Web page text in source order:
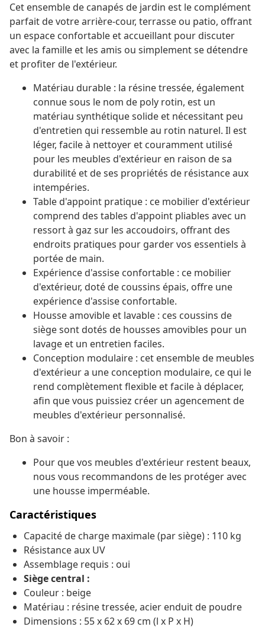
Cet ensemble de canapés de jardin est le complément
parfait de votre arrière-cour, terrasse ou patio, offrant
un espace confortable et accueillant pour discuter
avec la famille et les amis ou simplement se détendre
et profiter de l'extérieur.
Matériau durable : la résine tressée, également
connue sous le nom de poly rotin, est un
matériau synthétique solide et nécessitant peu
d'entretien qui ressemble au rotin naturel. Il est
léger, facile à nettoyer et couramment utilisé
pour les meubles d'extérieur en raison de sa
durabilité et de ses propriétés de résistance aux
intempéries.
Table d'appoint pratique : ce mobilier d'extérieur
comprend des tables d'appoint pliables avec un
ressort à gaz sur les accoudoirs, offrant des
endroits pratiques pour garder vos essentiels à
portée de main.
Expérience d'assise confortable : ce mobilier
d'extérieur, doté de coussins épais, offre une
expérience d'assise confortable.
Housse amovible et lavable : ces coussins de
siège sont dotés de housses amovibles pour un
lavage et un entretien faciles.
Conception modulaire : cet ensemble de meubles
d'extérieur a une conception modulaire, ce qui le
rend complètement flexible et facile à déplacer,
afin que vous puissiez créer un agencement de
meubles d'extérieur personnalisé.
Bon à savoir :
Pour que vos meubles d'extérieur restent beaux,
nous vous recommandons de les protéger avec
une housse imperméable.
Caractéristiques
Capacité de charge maximale (par siège) : 110 kg
Résistance aux UV
Assemblage requis : oui
Siège central :
Couleur : beige
Matériau : résine tressée, acier enduit de poudre
Dimensions : 55 x 62 x 69 cm (l x P x H)